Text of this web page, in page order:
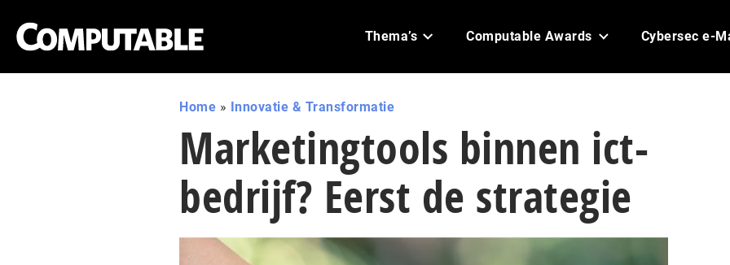
Thema’s Computable Awards Cybersec e-
Home » Innovatie & Transformatie
Marketingtools binnen ict-
bedrijf? Eerst de strategie